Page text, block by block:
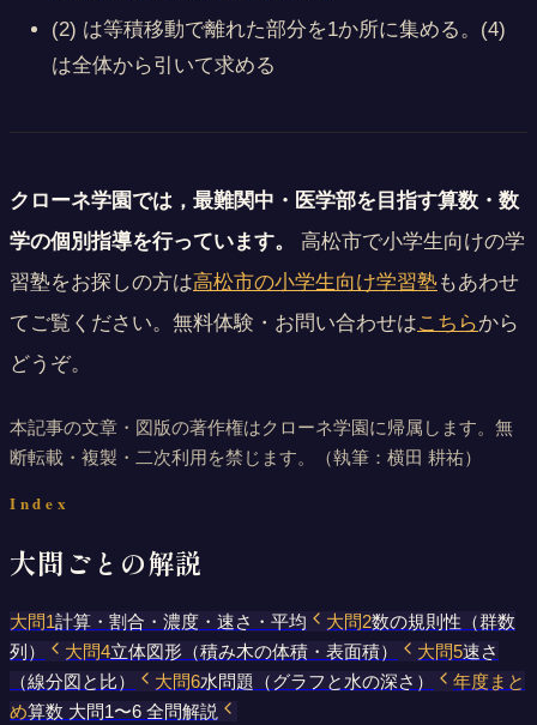
(2) は等積移動で離れた部分を1か所に集める。(4)
は全体から引いて求める
クローネ学園では，最難関中・医学部を目指す算数・数
学の個別指導を行っています。
高松市で小学生向けの学
習塾をお探しの方は高松市の小学生向け学習塾もあわせ
てご覧ください。無料体験・お問い合わせはこちらから
どうぞ。
本記事の文章・図版の著作権はクローネ学園に帰属します。無
断転載・複製・二次利用を禁じます。
（執筆：横田 耕祐）
Index
大問ごとの解説
大問1計算・割合・濃度・速さ・平均 大問2数の規則性（群数
列）
大問4立体図形（積み木の体積・表面積） 大問5速さ
（線分図と比）
大問6水問題（グラフと水の深さ）
年度まと
め算数 大問1〜6 全問解説